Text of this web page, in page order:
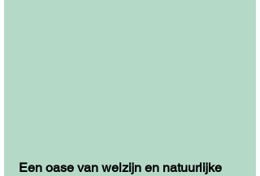
Een oase van welzijn en natuurlijke